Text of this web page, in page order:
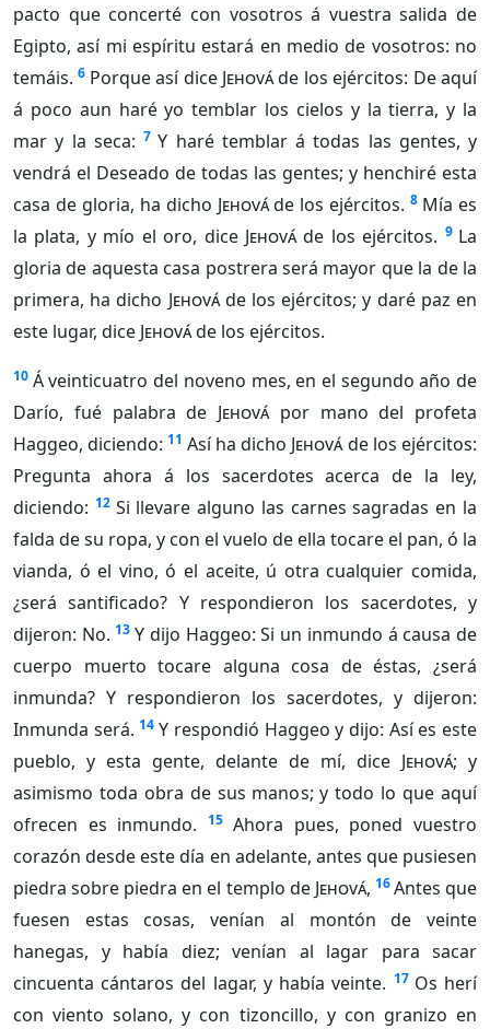
pacto que concerté con vosotros á vuestra salida de
Egipto, así mi espíritu estará en medio de vosotros: no
temáis. 6 Porque así dice Jehováde los ejércitos: De aquí
á poco aun haré yo temblar los cielos y la tierra, y la
mar y la seca: 7 Y haré temblar á todas las gentes, y
vendrá el Deseado de todas las gentes; y henchiré esta
casa de gloria, ha dicho Jehováde los ejércitos. 8 Mía es
la plata, y mío el oro, dice Jehováde los ejércitos. 9 La
gloria de aquesta casa postrera será mayor que la de la
primera, ha dicho Jehováde los ejércitos; y daré paz en
este lugar, dice Jehováde los ejércitos.
10 Á veinticuatro del noveno mes, en el segundo año de
Darío, fué palabra de Jehovápor mano del profeta
Haggeo, diciendo: 11 Así ha dicho Jehováde los ejércitos:
Pregunta ahora á los sacerdotes acerca de la ley,
diciendo: 12 Si llevare alguno las carnes sagradas en la
falda de su ropa, y con el vuelo de ella tocare el pan, ó la
vianda, ó el vino, ó el aceite, ú otra cualquier comida,
¿será santificado? Y respondieron los sacerdotes, y
dijeron: No. 13 Y dijo Haggeo: Si un inmundo á causa de
cuerpo muerto tocare alguna cosa de éstas, ¿será
inmunda? Y respondieron los sacerdotes, y dijeron:
Inmunda será. 14 Y respondió Haggeo y dijo: Así es este
pueblo, y esta gente, delante de mí, dice Jehová; y
asimismo toda obra de sus manos; y todo lo que aquí
ofrecen es inmundo.
15 Ahora pues, poned vuestro
corazón desde este día en adelante, antes que pusiesen
piedra sobre piedra en el templo de Jehová, 16Antes que
fuesen estas cosas, venían al montón de veinte
hanegas, y había diez; venían al lagar para sacar
cincuenta cántaros del lagar, y había veinte. 17 Os herí
con viento solano, y con tizoncillo, y con granizo en